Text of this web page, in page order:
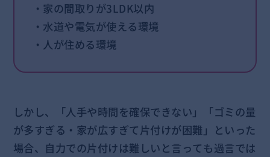
・家の間取りが3LDK以内
・水道や電気が使える環境
・人が住める環境
しかし、「人手や時間を確保できない」「ゴミの量
が多すぎる・家が広すぎて片付けが困難」といった
場合、自力での片付けは難しいと言っても過言では